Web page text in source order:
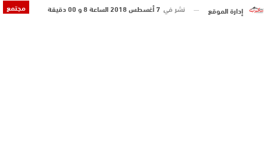
مجتمع إدارة الموقع نشر في 7 أغسطس 2018 الساعة 8 و 00 دقيقة